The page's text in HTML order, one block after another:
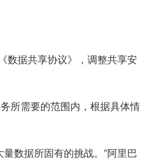
数据共享协议》，调整共享安
所需要的范围内，根据具体情
数据所固有的挑战。”阿里巴